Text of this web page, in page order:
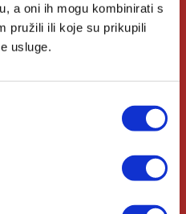
a oni ih mogu kombinirati s
pružili ili koje su prikupili
usluge.